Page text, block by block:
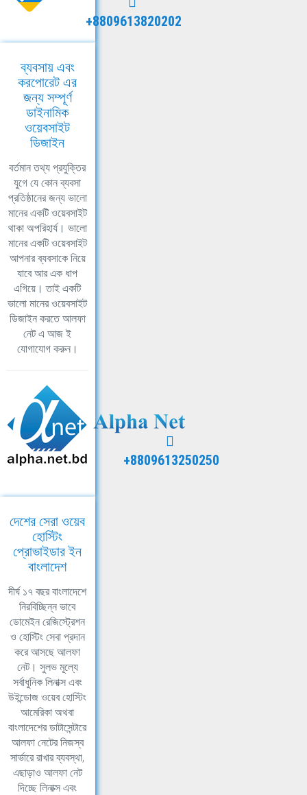
+8809613820202
ব্যবসায় এবং
করপোরেট এর
জন্য সম্পূর্ণ
ডাইনামিক
ওয়েবসাইট
ডিজাইন
বর্তমান তথ্য প্রযুক্তির
যুগে যে কোন ব্যবসা
প্রতিষ্ঠানের জন্য ভালো
মানের একটি ওয়েবসাইট
থাকা অপরিহার্য। ভালো
মানের একটি ওয়েবসাইট
আপনার ব্যবসাকে নিয়ে
যাবে আর এক ধাপ
এগিয়ে। তাই একটি
ভালো মানের ওয়েবসাইট
ডিজাইন করতে আলফা
নেট এ আজ ই
যোগাযোগ করুন।
+8809613250250
দেশের সেরা ওয়েব
হোস্টিং
প্রোভাইডার ইন
বাংলাদেশ
দীর্ঘ ১৭ বছর বাংলাদেশে
নিরবিচ্ছিন্ন ভাবে
ডোমেইন রেজিস্ট্রেশন
ও হোস্টিং সেবা প্রদান
করে আসছে আলফা
নেট। সুলভ মূল্যে
সর্বাধুনিক লিনাক্স এবং
উইন্ডোজ ওয়েব হোস্টিং
আমেরিকা অথবা
বাংলাদেশের ডাটাসেন্টারে
আলফা নেটের নিজস্ব
সার্ভারে রাখার ব্যবস্থা,
এছাড়াও আলফা নেট
দিচ্ছে লিনাক্স এবং